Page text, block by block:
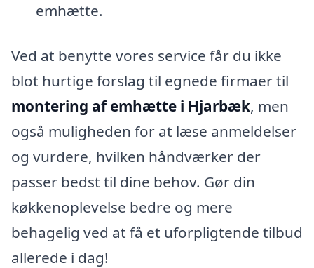
emhætte.
Ved at benytte vores service får du ikke
blot hurtige forslag til egnede firmaer til
montering af emhætte i Hjarbæk, men
også muligheden for at læse anmeldelser
og vurdere, hvilken håndværker der
passer bedst til dine behov. Gør din
køkkenoplevelse bedre og mere
behagelig ved at få et uforpligtende tilbud
allerede i dag!